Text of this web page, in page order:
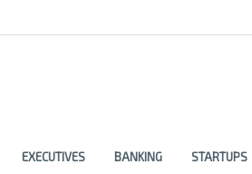
EXECUTIVES BANKING STARTUPS